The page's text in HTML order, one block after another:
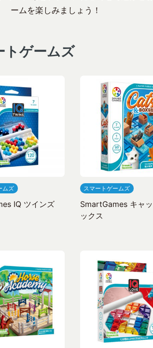
ームを楽しみましょう！
トゲームズ
ムズ
IQ ツインズ
スマートゲームズ
SmartGames キャ
ックス